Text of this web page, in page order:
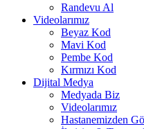
Randevu Al
Videolarımız
Beyaz Kod
Mavi Kod
Pembe Kod
Kırmızı Kod
Dijital Medya
Medyada Biz
Videolarımız
Hastanemizden